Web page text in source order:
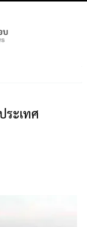
ระเทศ